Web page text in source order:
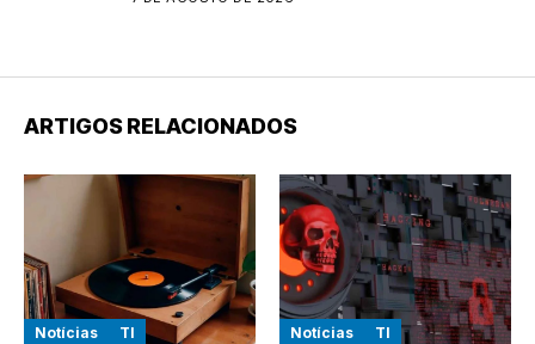
ARTIGOS RELACIONADOS
Notícias TI Notícias TI